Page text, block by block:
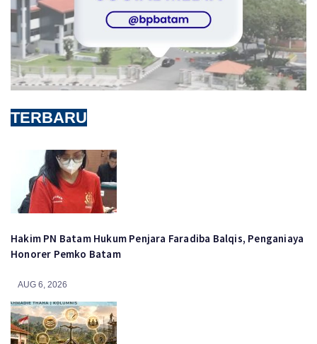
TERBARU
Hakim PN Batam Hukum Penjara Faradiba Balqis, Penganiaya
Honorer Pemko Batam
AUG 6, 2026